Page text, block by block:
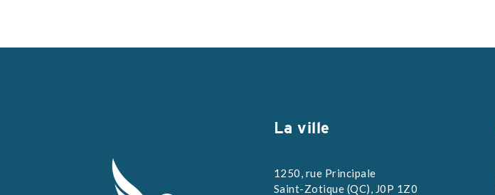
La ville
1250, rue Principale
Saint-Zotique (QC), J0P 1Z0